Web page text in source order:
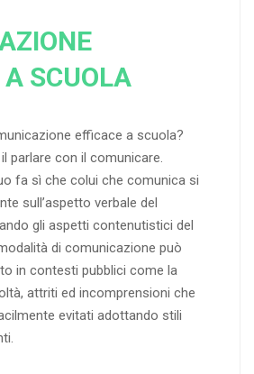
SCUOLA
efficace a scuola?
parlare con il comunicare.
fa sì che colui che comunica si
sull’aspetto verbale del
gli aspetti contenutistici del
di comunicazione può
in contesti pubblici come la
attriti ed incomprensioni che
evitati adottando stili